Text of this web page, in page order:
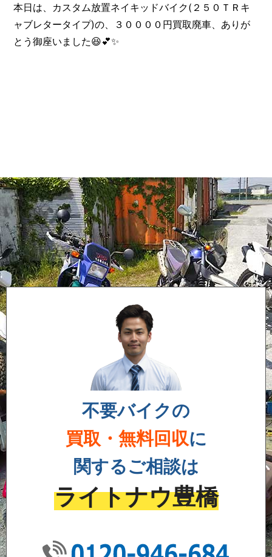
本日は、カスタム放置ネイキッドバイク(２５０ＴＲキ
ャブレタータイプ)の、３００００円買取廃車、ありが
とう御座いました😆💕✨
不要バイクの
買取・無料回収に
関するご相談は
ライトナウ豊橋